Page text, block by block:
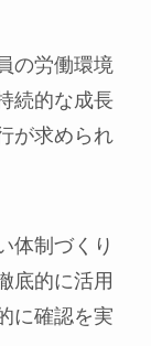
の労働環境
続的な成長
が求められ
体制づくり
底的に活用
に確認を実